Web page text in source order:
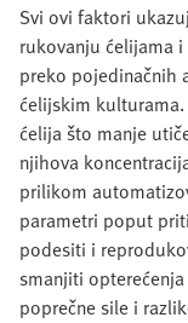
Svi ovi faktori
rukovanju ćelijama
preko pojedinačnih
ćelijskim
ćelija što manje
njihova
prilikom
parametri poput
podesiti i
smanjiti
poprečne sile i